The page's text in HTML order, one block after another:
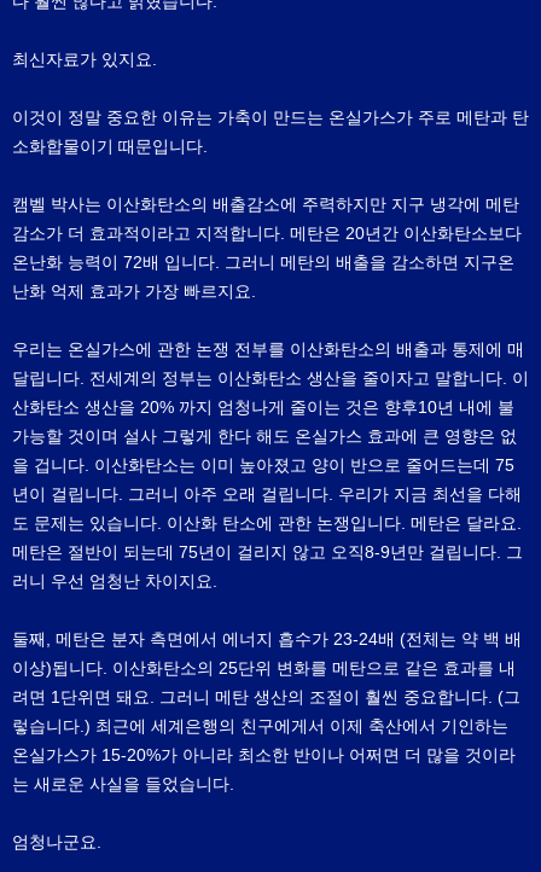
최신자료가 있지요.
이것이 정말 중요한 이유는 가축이 만드는 온실가스가 주로 메탄과 탄
소화합물이기 때문입니다.
캠벨 박사는 이산화탄소의 배출감소에 주력하지만 지구 냉각에 메탄
감소가 더 효과적이라고 지적합니다. 메탄은 20년간 이산화탄소보다
온난화 능력이 72배 입니다. 그러니 메탄의 배출을 감소하면 지구온
난화 억제 효과가 가장 빠르지요.
우리는 온실가스에 관한 논쟁 전부를 이산화탄소의 배출과 통제에 매
달립니다. 전세계의 정부는 이산화탄소 생산을 줄이자고 말합니다. 이
산화탄소 생산을 20% 까지 엄청나게 줄이는 것은 향후10년 내에 불
가능할 것이며 설사 그렇게 한다 해도 온실가스 효과에 큰 영향은 없
을 겁니다. 이산화탄소는 이미 높아졌고 양이 반으로 줄어드는데 75
년이 걸립니다. 그러니 아주 오래 걸립니다. 우리가 지금 최선을 다해
도 문제는 있습니다. 이산화 탄소에 관한 논쟁입니다. 메탄은 달라요.
메탄은 절반이 되는데 75년이 걸리지 않고 오직8-9년만 걸립니다. 그
러니 우선 엄청난 차이지요.
둘째, 메탄은 분자 측면에서 에너지 흡수가 23-24배 (전체는 약 백 배
이상)됩니다. 이산화탄소의 25단위 변화를 메탄으로 같은 효과를 내
려면 1단위면 돼요. 그러니 메탄 생산의 조절이 훨씬 중요합니다. (그
렇습니다.) 최근에 세계은행의 친구에게서 이제 축산에서 기인하는
온실가스가 15-20%가 아니라 최소한 반이나 어쩌면 더 많을 것이라
는 새로운 사실을 들었습니다.
엄청나군요.